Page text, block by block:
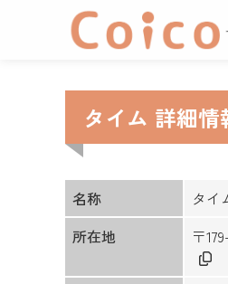
タイム 詳細
名称
タイ
所在地
〒